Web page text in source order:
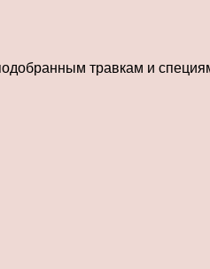
травкам и